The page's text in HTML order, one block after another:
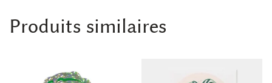
Produits similaires